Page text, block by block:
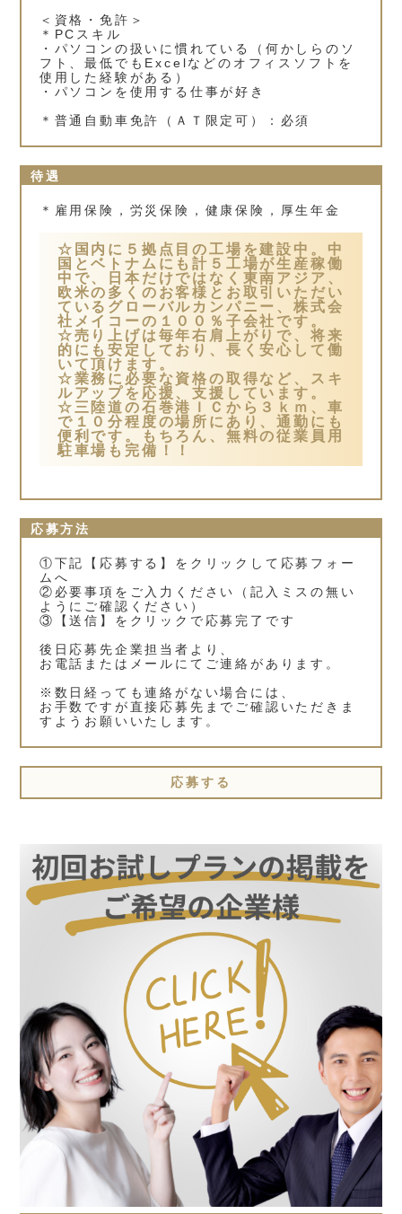
＜資格・免許＞
＊PCスキル
・パソコンの扱いに慣れている（何かしらのソ
フト、最低でもExcelなどのオフィスソフトを
使用した経験がある）
・パソコンを使用する仕事が好き
＊普通自動車免許（ＡＴ限定可）：必須
待遇
＊雇用保険，労災保険，健康保険，厚生年金
☆国内に５拠点目の工場を建設中。中
国とベトナムにも計５工場が生産稼働
中で、日本だけではなく東南アジア、
欧米の多くのお客様とお取引いただい
ているグローバルカンパニー、株式会
社メイコーの１００％子会社です。
☆売り上げは毎年右肩上がりで、将来
的にも安定しており、長く安心して働
いて頂けます。
☆業務に必要な資格の取得など、スキ
ルアップを応援、支援しています。
☆三陸道の石巻港ＩＣから３ｋｍ、車
で１０分程度の場所にあり、通勤にも
便利です。もちろん、無料の従業員用
駐車場も完備！！
応募方法
①下記【応募する】をクリックして応募フォー
ムへ
②必要事項をご入力ください（記入ミスの無い
ようにご確認ください）
③【送信】をクリックで応募完了です
後日応募先企業担当者より、
お電話またはメールにてご連絡があります。
※数日経っても連絡がない場合には、
お手数ですが直接応募先までご確認いただきま
すようお願いいたします。
応募する